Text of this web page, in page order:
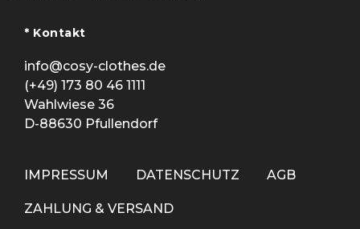
* Kontakt
info@cosy-clothes.de
(+49) 173 80 46 1111
Wahlwiese 36
D-88630 Pfullendorf
IMPRESSUM DATENSCHUTZ AGB
ZAHLUNG & VERSAND